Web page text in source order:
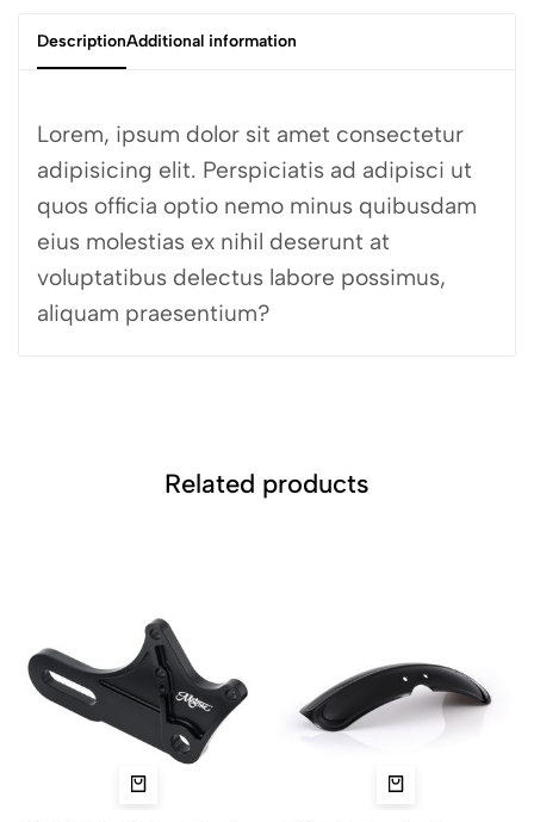
DescriptionAdditional information
Lorem, ipsum dolor sit amet consectetur
adipisicing elit. Perspiciatis ad adipisci ut
quos officia optio nemo minus quibusdam
eius molestias ex nihil deserunt at
voluptatibus delectus labore possimus,
aliquam praesentium?
Related products